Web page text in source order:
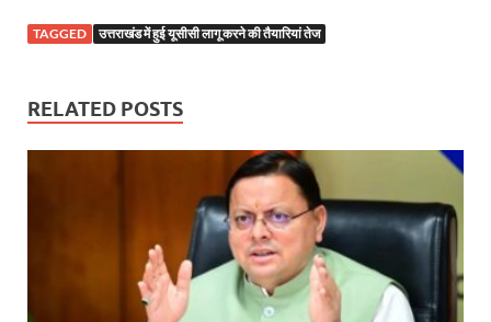
MMMUT Girls Hostel: एमएमएमयूटी में साइबर फोरेंसिक
मिलावटखोरों पर और कसेगा सरकार का शिकंजा
Pateshvari Mata Darshan: मुख्यमंत्री ने किए मां
She Leads Bharat: अंतर्राष्ट्रीय महिला दिवस 2026 के
Sabka Sath Sabka Vikas: प्रधानमंत्री नरेन्द्र मोदी 9
TAGGED उत्तराखंड में हुई यूसीसी लागू करने की तैयारियां तेज
RELATED POSTS